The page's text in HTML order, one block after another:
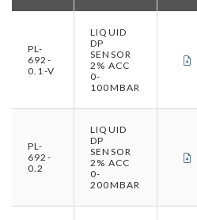
PL-
692-
0.1-V
LIQUID
DP
SENSOR
2% ACC
0-
100MBAR
PL-
692-
0.2
LIQUID
DP
SENSOR
2% ACC
0-
200MBAR